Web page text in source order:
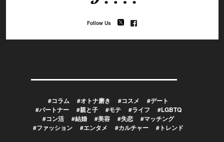
Follow Us
#コラム #オトナ磨き #コスメ
#デート
#パートナー
#親と子 #モテ #ライフ
#LGBTQ
#コン活
#結婚 #美容 #失恋
#マッチング
#ファッション
#エンタメ #カルチャー #トレンド